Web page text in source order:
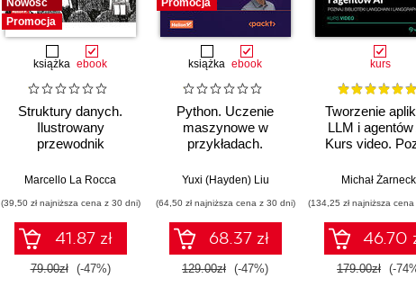
Nowość
Promocja
książka ebook
Struktury danych.
Ilustrowany
przewodnik
Marcello La Rocca
(39,50 zł najniższa cena z 30 dni)
41.87 zł
79.00zł (-47%)
Promocja
książka ebook
Python. Uczenie
maszynowe w
przykładach.
realnych
Wydanie IV
Yuxi (Hayden) Liu
(64,50 zł najniższa cena z 30 dni)
68.37 zł
129.00zł (-47%)
kurs
Tworzenie
LLM i agentów
Kurs video.
LangGraph
Michał
(134,25 zł najniższa
46.70
179.00zł (-